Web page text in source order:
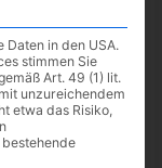
Daten in den USA.
stimmen Sie
Art. 49 (1) lit.
unzureichendem
etwa das Risiko,